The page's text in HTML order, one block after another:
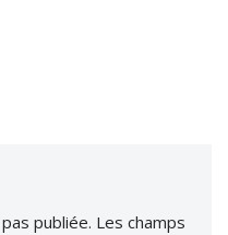
publiée. Les champs